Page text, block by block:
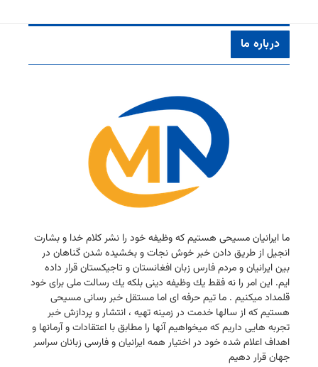
درباره ما
ما ایرانیان مسیحی هستیم كه وظیفه خود را نشر كلام خدا و بشارت
انجیل از طریق دادن خبر خوش نجات و بخشیده شدن گناهان در
بین ایرانیان و مردم فارس زبان افغانستان و تاجیكستان قرار داده
ایم. این امر را نه فقط یك وظیفه دینی بلكه یك رسالت ملی برای خود
قلمداد میكنیم . ما تیم حرفه ای اما مستقل خبر رسانی مسیحی
هستیم كه از سالها خدمت در زمینه تهیه ، انتشار و پردازش خبر
تجربه هایی داریم كه میخواهیم آنها را مطابق با اعتقادات و آرمانها و
اهداف اعلام شده خود در اختیار همه ایرانیان و فارسی زبانان سراسر
جهان قرار دهیم